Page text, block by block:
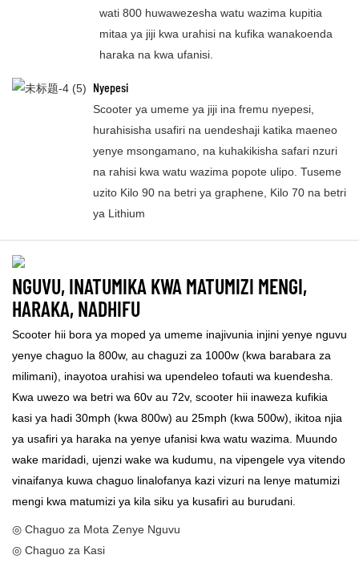
wati 800 huwawezesha watu wazima kupitia
mitaa ya jiji kwa urahisi na kufika wanakoenda
haraka na kwa ufanisi.
Nyepesi
Scooter ya umeme ya jiji ina fremu nyepesi,
hurahisisha usafiri na uendeshaji katika maeneo
yenye msongamano, na kuhakikisha safari nzuri
na rahisi kwa watu wazima popote ulipo. Tuseme
uzito Kilo 90 na betri ya graphene, Kilo 70 na betri
ya Lithium
NGUVU, INATUMIKA KWA MATUMIZI MENGI,
HARAKA, NADHIFU
Scooter hii bora ya moped ya umeme inajivunia injini yenye nguvu
yenye chaguo la 800w, au chaguzi za 1000w (kwa barabara za
milimani), inayotoa urahisi wa upendeleo tofauti wa kuendesha.
Kwa uwezo wa betri wa 60v au 72v, scooter hii inaweza kufikia
kasi ya hadi 30mph (kwa 800w) au 25mph (kwa 500w), ikitoa njia
ya usafiri ya haraka na yenye ufanisi kwa watu wazima. Muundo
wake maridadi, ujenzi wake wa kudumu, na vipengele vya vitendo
vinaifanya kuwa chaguo linalofanya kazi vizuri na lenye matumizi
mengi kwa matumizi ya kila siku ya kusafiri au burudani.
◎ Chaguo za Mota Zenye Nguvu
◎ Chaguo za Kasi